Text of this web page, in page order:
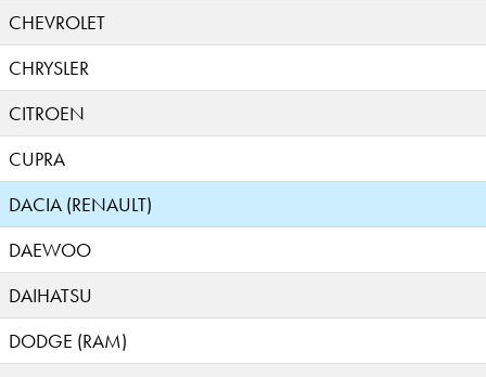
CHEVROLET
CHRYSLER
CITROEN
CUPRA
DACIA (RENAULT)
DAEWOO
DAIHATSU
DODGE (RAM)